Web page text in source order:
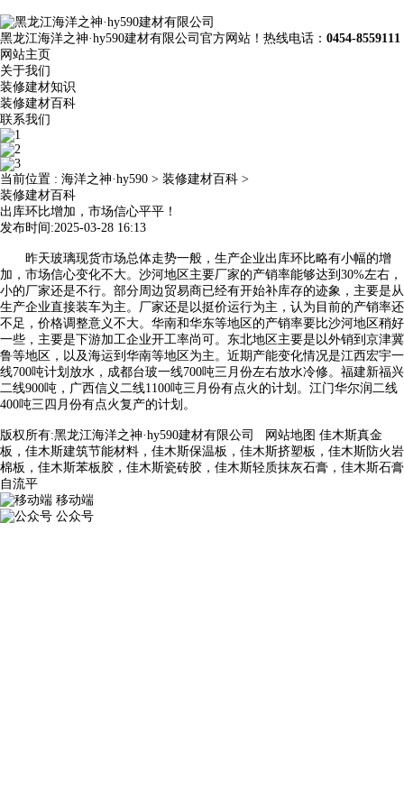
黑龙江海洋之神·hy590建材有限公司官方网站！热线电话： 0454-8559111
网站主页
关于我们
装修建材知识
装修建材百科
联系我们
当前位置 : 海洋之神·hy590 > 装修建材百科 >
装修建材百科
出库环比增加，市场信心平平！
发布时间:2025-03-28 16:13
昨天玻璃现货市场总体走势一般，生产企业出库环比略有小幅的增
加，市场信心变化不大。沙河地区主要厂家的产销率能够达到30%左右，
小的厂家还是不行。部分周边贸易商已经有开始补库存的迹象，主要是从
生产企业直接装车为主。厂家还是以挺价运行为主，认为目前的产销率还
不足，价格调整意义不大。华南和华东等地区的产销率要比沙河地区稍好
一些，主要是下游加工企业开工率尚可。东北地区主要是以外销到京津冀
鲁等地区，以及海运到华南等地区为主。近期产能变化情况是江西宏宇一
线700吨计划放水，成都台玻一线700吨三月份左右放水冷修。福建新福兴
二线900吨，广西信义二线1100吨三月份有点火的计划。江门华尔润二线
400吨三四月份有点火复产的计划。
版权所有:黑龙江海洋之神·hy590建材有限公司 网站地图 佳木斯真金
板，佳木斯建筑节能材料，佳木斯保温板，佳木斯挤塑板，佳木斯防火岩
棉板，佳木斯苯板胶，佳木斯瓷砖胶，佳木斯轻质抹灰石膏，佳木斯石膏
自流平
移动端
公众号